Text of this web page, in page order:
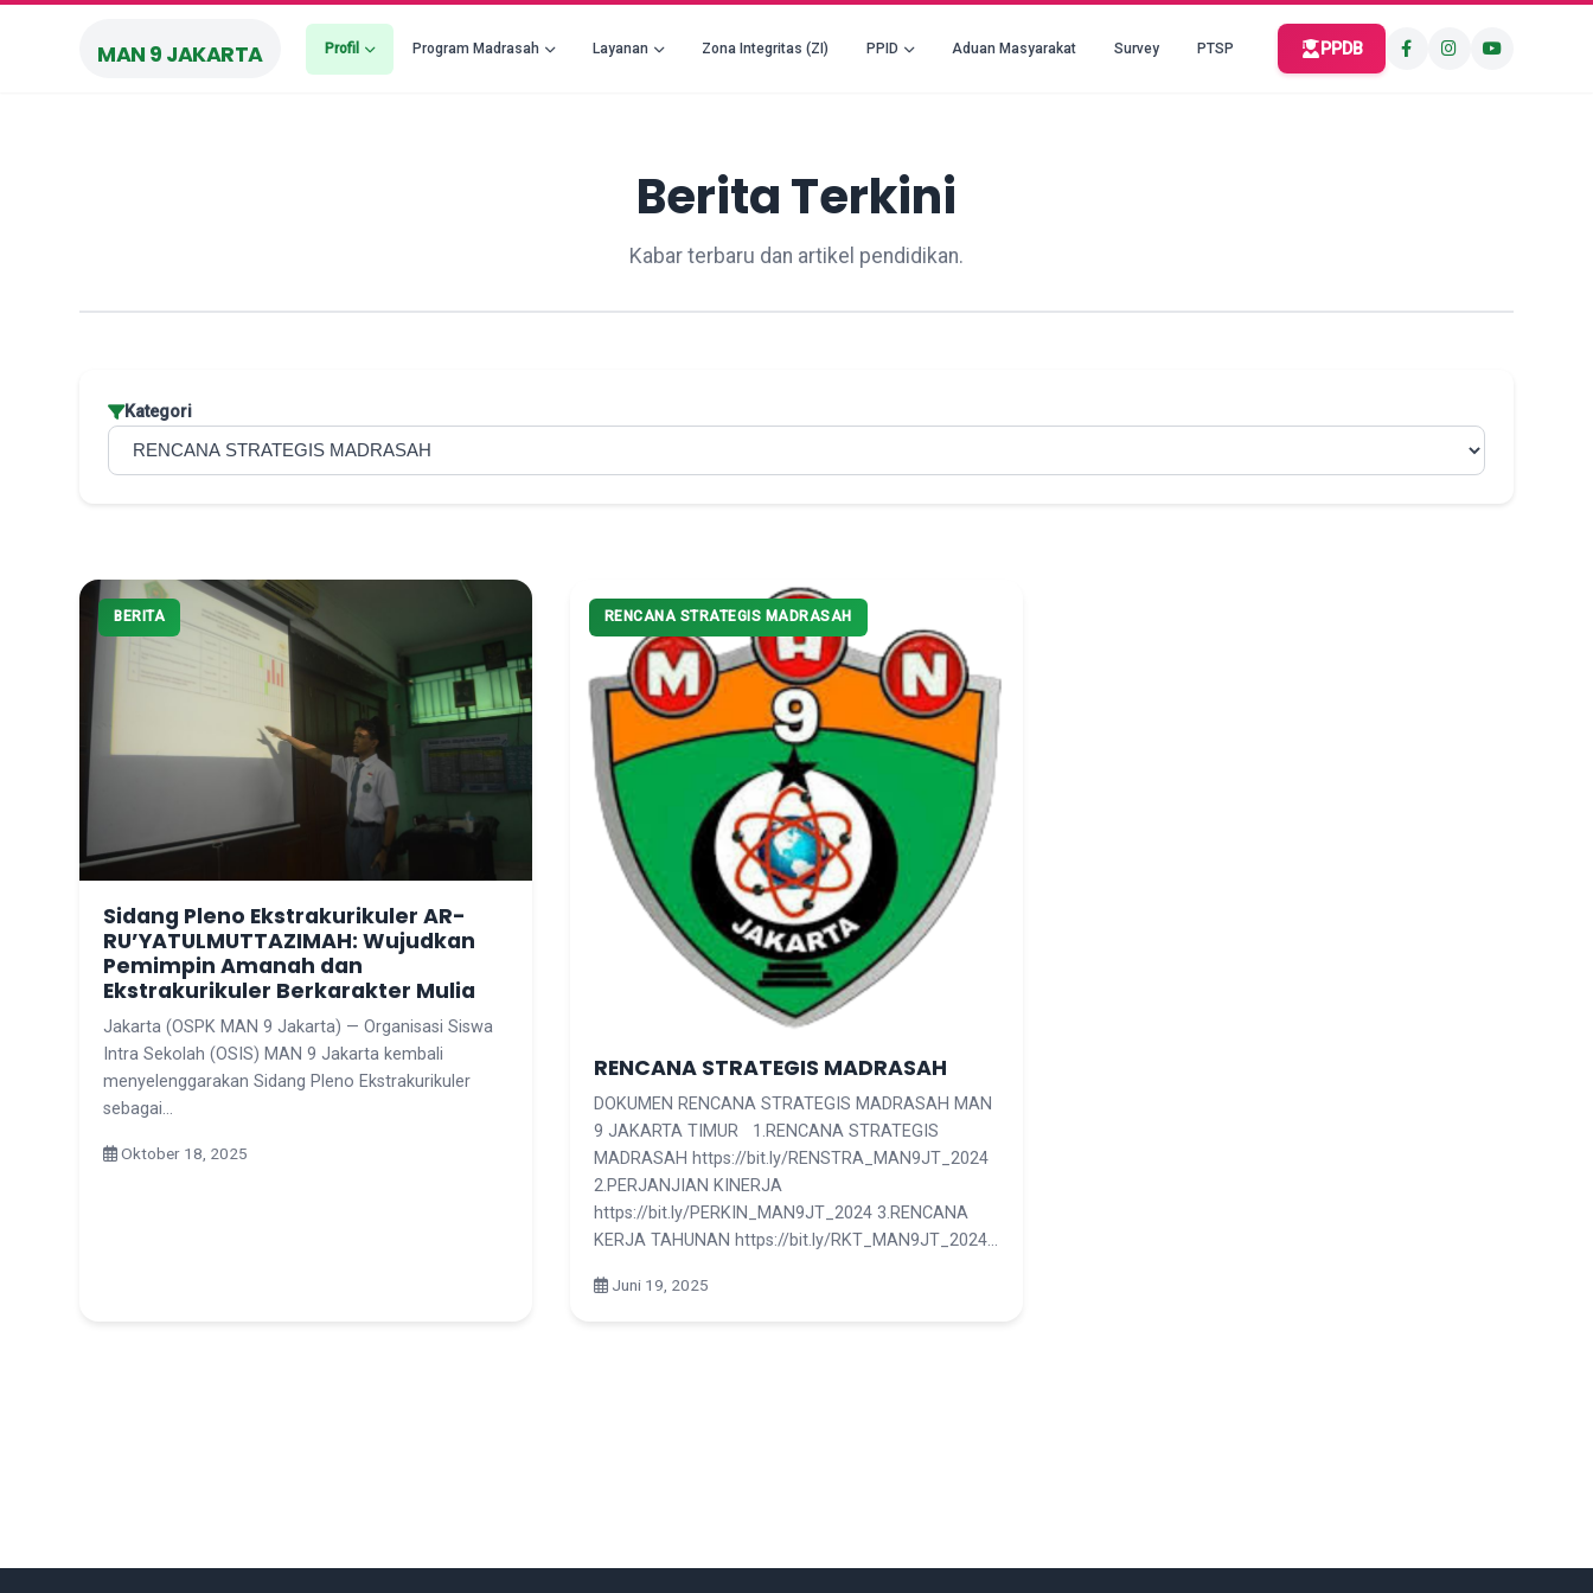
MAN 9 JAKARTA Profil Program Madrasah Layanan Zona Integritas (ZI) PPID Aduan Masyarakat Survey PTSP PPDB
Berita Terkini
Kabar terbaru dan artikel pendidikan.
Kategori
BERITA
Sidang Pleno Ekstrakurikuler AR-
RU’YATULMUTTAZIMAH: Wujudkan
Pemimpin Amanah dan
Ekstrakurikuler Berkarakter Mulia
Jakarta (OSPK MAN 9 Jakarta) — Organisasi Siswa
Intra Sekolah (OSIS) MAN 9 Jakarta kembali
menyelenggarakan Sidang Pleno Ekstrakurikuler
sebagai…
Oktober 18, 2025
RENCANA STRATEGIS MADRASAH
RENCANA STRATEGIS MADRASAH
DOKUMEN RENCANA STRATEGIS MADRASAH MAN
9 JAKARTA TIMUR 1.RENCANA STRATEGIS
MADRASAH https://bit.ly/RENSTRA_MAN9JT_2024
2.PERJANJIAN KINERJA
https://bit.ly/PERKIN_MAN9JT_2024 3.RENCANA
KERJA TAHUNAN https://bit.ly/RKT_MAN9JT_2024…
Juni 19, 2025